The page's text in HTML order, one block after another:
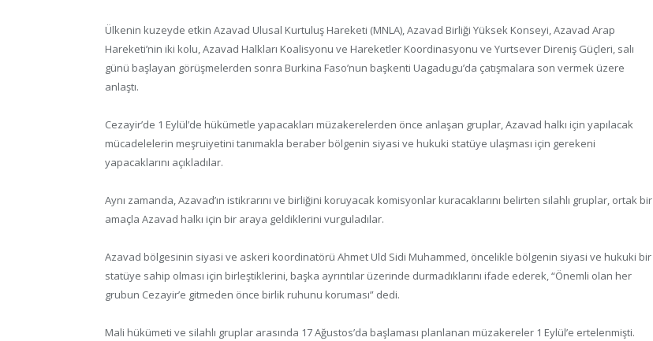
Ülkenin kuzeyde etkin Azavad Ulusal Kurtuluş Hareketi (MNLA), Azavad Birliği Yüksek Konseyi, Azavad Arap
Hareketi’nin iki kolu, Azavad Halkları Koalisyonu ve Hareketler Koordinasyonu ve Yurtsever Direniş Güçleri, salı
günü başlayan görüşmelerden sonra Burkina Faso’nun başkenti Uagadugu’da çatışmalara son vermek üzere
anlaştı.
Cezayir’de 1 Eylül’de hükümetle yapacakları müzakerelerden önce anlaşan gruplar, Azavad halkı için yapılacak
mücadelelerin meşruiyetini tanımakla beraber bölgenin siyasi ve hukuki statüye ulaşması için gerekeni
yapacaklarını açıkladılar.
Aynı zamanda, Azavad’ın istikrarını ve birliğini koruyacak komisyonlar kuracaklarını belirten silahlı gruplar, ortak bir
amaçla Azavad halkı için bir araya geldiklerini vurguladılar.
Azavad bölgesinin siyasi ve askeri koordinatörü Ahmet Uld Sidi Muhammed, öncelikle bölgenin siyasi ve hukuki bir
statüye sahip olması için birleştiklerini, başka ayrıntılar üzerinde durmadıklarını ifade ederek, “Önemli olan her
grubun Cezayir’e gitmeden önce birlik ruhunu koruması” dedi.
Mali hükümeti ve silahlı gruplar arasında 17 Ağustos’da başlaması planlanan müzakereler 1 Eylül’e ertelenmişti.